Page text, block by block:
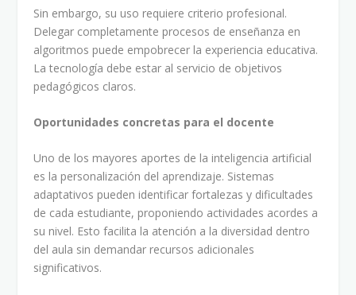
Sin embargo, su uso requiere criterio profesional.
Delegar completamente procesos de enseñanza en
algoritmos puede empobrecer la experiencia educativa.
La tecnología debe estar al servicio de objetivos
pedagógicos claros.
Oportunidades concretas para el docente
Uno de los mayores aportes de la inteligencia artificial
es la personalización del aprendizaje. Sistemas
adaptativos pueden identificar fortalezas y dificultades
de cada estudiante, proponiendo actividades acordes a
su nivel. Esto facilita la atención a la diversidad dentro
del aula sin demandar recursos adicionales
significativos.